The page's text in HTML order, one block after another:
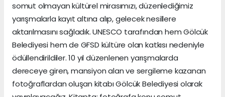
somut olmayan kültürel mirasımızı, düzenlediğimiz
yarışmalarla kayıt altına alıp, gelecek nesillere
aktarılmasını sağladık. UNESCO tarafından hem Gölcük
Belediyesi hem de GFSD kültüre olan katkısı nedeniyle
ödüllendirildiler. 10 yıl düzenlenen yarışmalarda
dereceye giren, mansiyon alan ve sergileme kazanan
fotoğraflardan oluşan kitabı Gölcük Belediyesi olarak